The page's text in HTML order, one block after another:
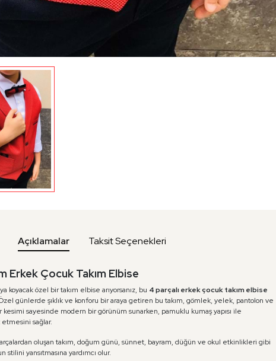
Açıklamalar Taksit Seçenekleri
Erkek Çocuk Takım Elbise
koyacak özel bir takım elbise arıyorsanız, bu 4 parçalı erkek çocuk takım elbise
günlerde şıklık ve konforu bir araya getiren bu takım, gömlek, yelek, pantolon ve
kesimi sayesinde modern bir görünüm sunarken, pamuklu kumaş yapısı ile
sağlar.
oluşan takım, doğum günü, sünnet, bayram, düğün ve okul etkinlikleri gibi
yansıtmasına yardımcı olur.